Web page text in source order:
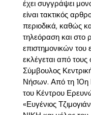
έχει συγγράψει
είναι τακτικός
περιοδικά, καθώς
τηλεόραση και στο
επιστημονικών
εκλέγεται από τους
Σύμβουλος
Νήσων. Από τη 10η
του Κέντρου
«Ευγένιος